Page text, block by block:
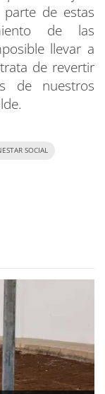
de estas
de las
llevar a
de revertir
de nuestros
SOCIAL